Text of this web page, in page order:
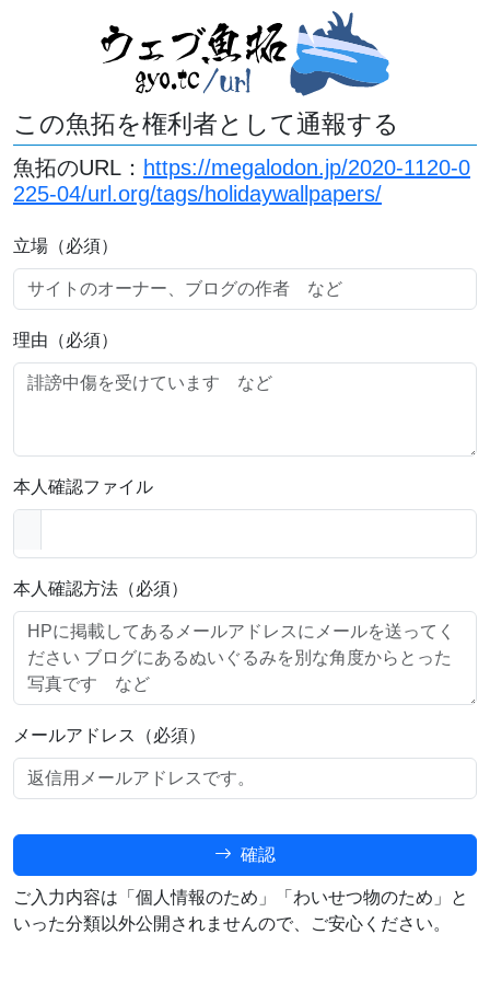
この魚拓を権利者として通報する
魚拓のURL： https://megalodon.jp/2020-1120-0
225-04/url.org/tags/holidaywallpapers/
立場（必須）
理由（必須）
本人確認ファイル
本人確認方法（必須）
メールアドレス（必須）
確認
ご入力内容は「個人情報のため」「わいせつ物のため」と
いった分類以外公開されませんので、ご安心ください。